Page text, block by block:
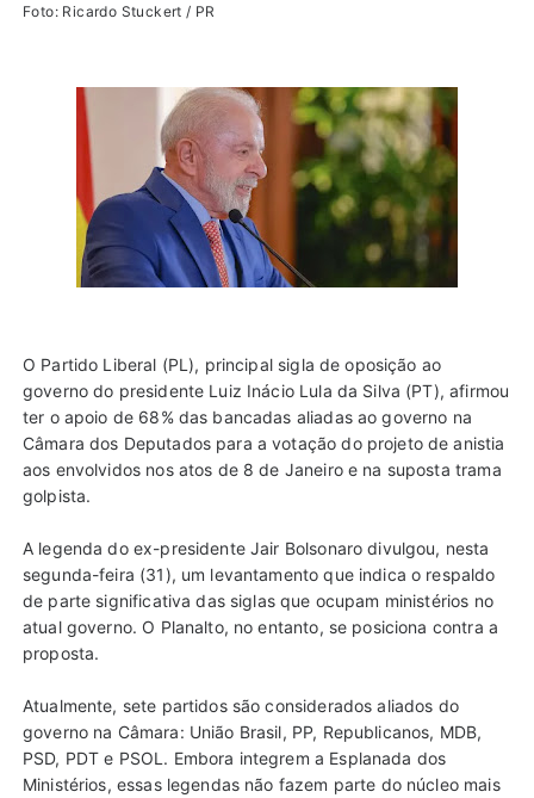
Foto: Ricardo Stuckert / PR
O Partido Liberal (PL), principal sigla de oposição ao
governo do presidente Luiz Inácio Lula da Silva (PT), afirmou
ter o apoio de 68% das bancadas aliadas ao governo na
Câmara dos Deputados para a votação do projeto de anistia
aos envolvidos nos atos de 8 de Janeiro e na suposta trama
golpista.
A legenda do ex-presidente Jair Bolsonaro divulgou, nesta
segunda-feira (31), um levantamento que indica o respaldo
de parte significativa das siglas que ocupam ministérios no
atual governo. O Planalto, no entanto, se posiciona contra a
proposta.
Atualmente, sete partidos são considerados aliados do
governo na Câmara: União Brasil, PP, Republicanos, MDB,
PSD, PDT e PSOL. Embora integrem a Esplanada dos
Ministérios, essas legendas não fazem parte do núcleo mais